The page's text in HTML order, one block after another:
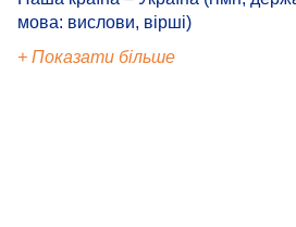
мова: вислови, вірші)
+ Показати більше